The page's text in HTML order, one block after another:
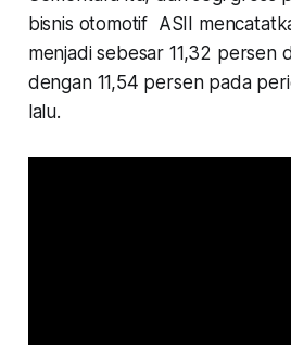
bisnis otomotif ASII
menjadi sebesar 11,32 persen
dengan 11,54 persen pada
lalu.